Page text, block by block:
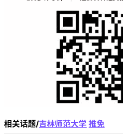
相关话题/吉林师范大学 推免